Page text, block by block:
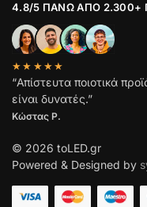
4.8/5 ΠΆΝΩ ΑΠΌ 2.300+
★★★★★
“Απίστευτα ποιοτικά
είναι δυνατές.”
Κώστας Ρ.
© 2026 toLED.gr
Powered & Designed by